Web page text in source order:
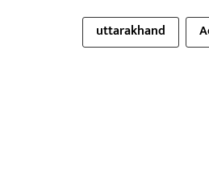
uttarakhand